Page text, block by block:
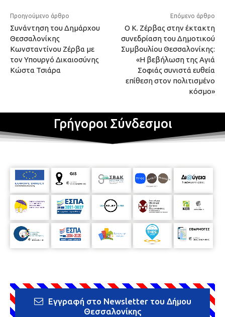
Προηγούμενο άρθρο
Συνάντηση του Δημάρχου
Θεσσαλονίκης
Κωνσταντίνου Ζέρβα με
τον Υπουργό Δικαιοσύνης
Κώστα Τσιάρα
Επόμενο άρθρο
Ο Κ. Ζέρβας στην έκτακτη
συνεδρίαση του Δημοτικού
Συμβουλίου Θεσσαλονίκης:
«Η βεβήλωση της Αγιά
Σοφιάς συνιστά ευθεία
επίθεση στον πολιτισμένο
κόσμο»
Γρήγοροι Σύνδεσμοι
Εγγραφή στο Newsletter του Δήμου
Θεσσαλονίκης